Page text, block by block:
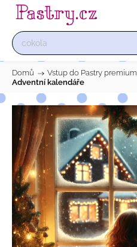
Domů / Vstup do Pastry premium
Adventní kalendáře